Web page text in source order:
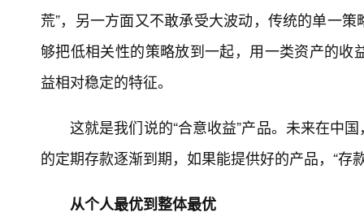
荒”，另一方面又不敢承受大波动，传统的单一
够把低相关性的策略放到一起，用一类资产的
益相对稳定的特征。
这就是我们说的“合意收益”产品。未来在中
的定期存款逐渐到期，如果能提供好的产品，“存
从个人最优到整体最优